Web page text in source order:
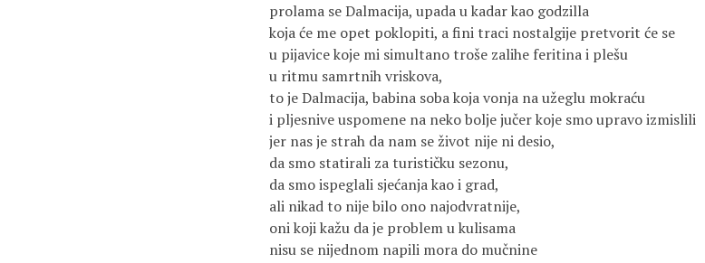
prolama se Dalmacija, upada u kadar kao godzilla
koja će me opet poklopiti, a fini traci nostalgije pretvorit će se
u pijavice koje mi simultano troše zalihe feritina i plešu
u ritmu samrtnih vriskova,
to je Dalmacija, babina soba koja vonja na užeglu mokraću
i pljesnive uspomene na neko bolje jučer koje smo upravo izmislili
jer nas je strah da nam se život nije ni desio,
da smo statirali za turističku sezonu,
da smo ispeglali sjećanja kao i grad,
ali nikad to nije bilo ono najodvratnije,
oni koji kažu da je problem u kulisama
nisu se nijednom napili mora do mučnine